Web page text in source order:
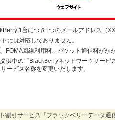
1台につき1つのメールアドレス（
には対応しておりません。
FOMA回線利用料、パケット通信料がか
供中の「BlackBerryネットワークサー
サービス名称を変更いたします。
割引サービス「ブラックベリーデータ通